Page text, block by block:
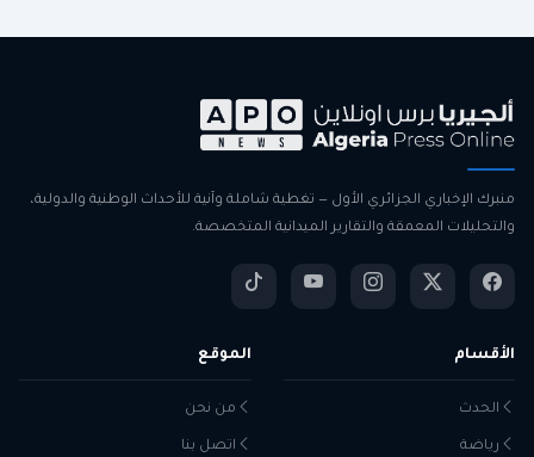
منبرك الإخباري الجزائري الأول — تغطية شاملة وآنية للأحداث الوطنية والدولية،
والتحليلات المعمقة والتقارير الميدانية المتخصصة.
الأقسام
الحدث
رياضة
الموقع
من نحن
اتصل بنا